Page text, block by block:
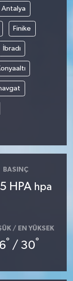
Antalya
Finike
İbradı
BASINÇ
HPA hpa
/ EN YÜKSEK
° / 30°